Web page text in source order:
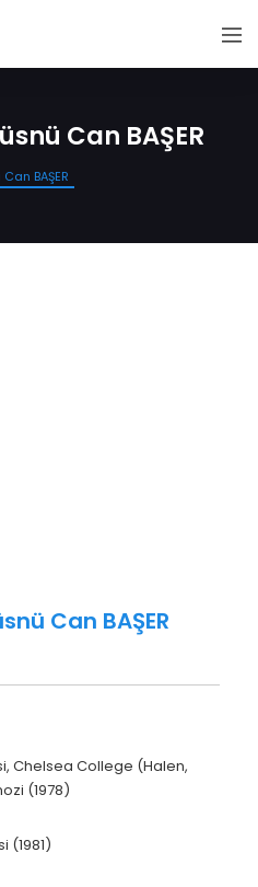
Can BAŞER
BAŞER
Can BAŞER
Chelsea College (Halen,
(1978)
(1981)